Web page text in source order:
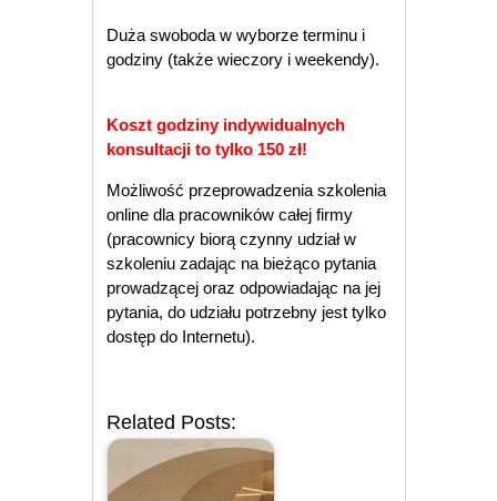
Duża swoboda w wyborze terminu i
godziny (także wieczory i weekendy).
Koszt godziny indywidualnych
konsultacji to tylko 150 zł!
Możliwość przeprowadzenia szkolenia
online dla pracowników całej firmy
(pracownicy biorą czynny udział w
szkoleniu zadając na bieżąco pytania
prowadzącej oraz odpowiadając na jej
pytania, do udziału potrzebny jest tylko
dostęp do Internetu).
Related Posts: